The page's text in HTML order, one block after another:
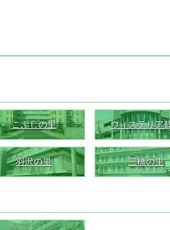
こぶしの里 ウィステリア
羽沢の里 三橋の里